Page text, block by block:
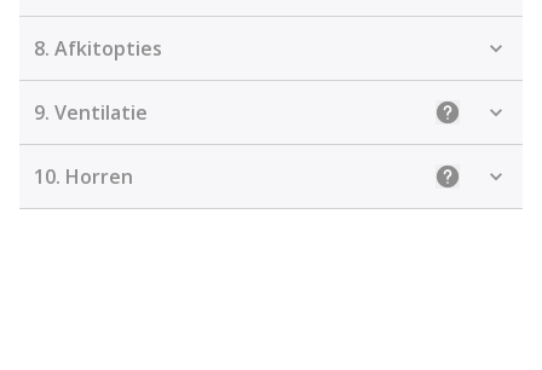
8. Afkitopties
9. Ventilatie Uitleg:
10. Horren